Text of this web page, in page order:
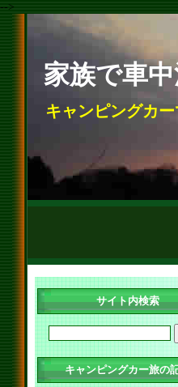
-->
家族で車
キャンピングカ
サイト内検索
キャンピングカー旅の